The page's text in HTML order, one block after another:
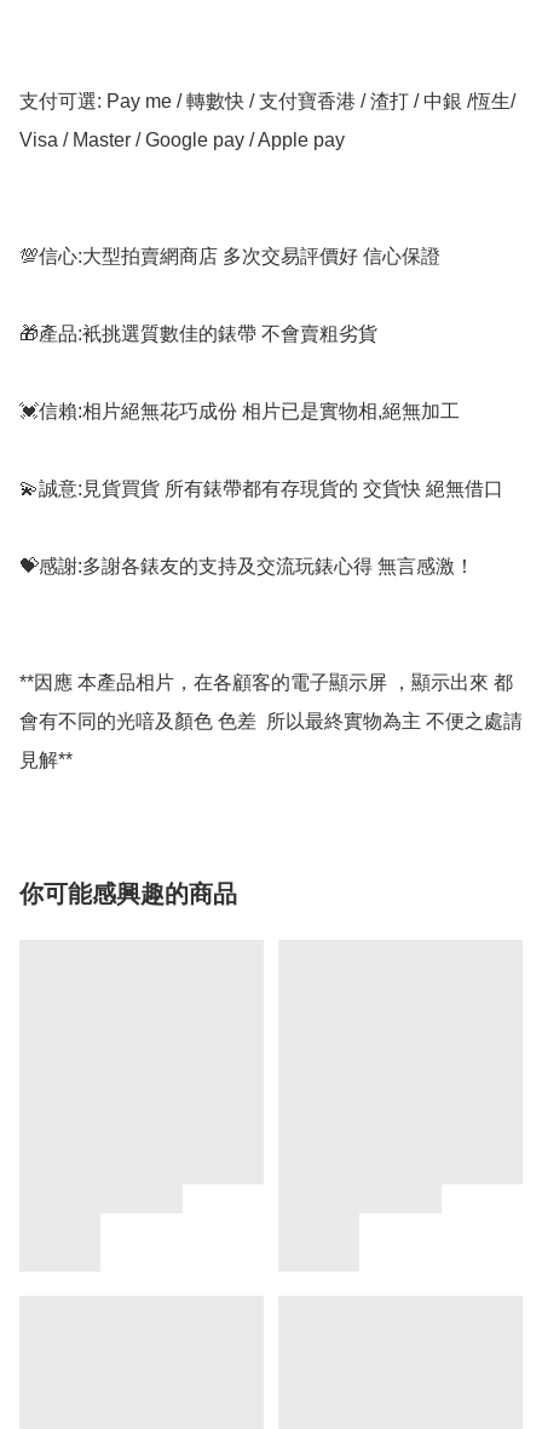
支付可選: Pay me / 轉數快 / 支付寶香港 / 渣打 / 中銀 /恆生/
Visa / Master / Google pay / Apple pay
💯信心:大型拍賣網商店 多次交易評價好 信心保證
🎁產品:衹挑選質數佳的錶帶 不會賣粗劣貨
💓信賴:相片絕無花巧成份 相片已是實物相,絕無加工
💫誠意:見貨買貨 所有錶帶都有存現貨的 交貨快 絕無借口
💝感謝:多謝各錶友的支持及交流玩錶心得 無言感激！
**因應 本產品相片，在各顧客的電子顯示屏 ，顯示出來 都
會有不同的光喑及顏色 色差  所以最終實物為主 不便之處請
你可能感興趣的商品